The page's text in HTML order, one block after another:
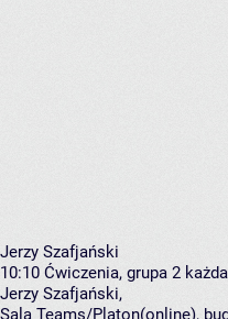
Jerzy Szafjański
10:10 Ćwiczenia, grupa 2
Jerzy Szafjański,
Sala Teams/Platon(online),